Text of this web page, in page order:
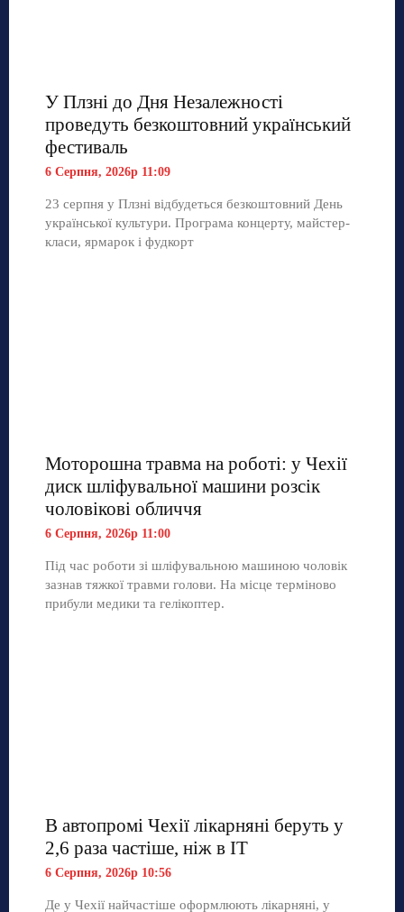
У Плзні до Дня Незалежності
проведуть безкоштовний український
фестиваль
6 Серпня, 2026р 11:09
23 серпня у Плзні відбудеться безкоштовний День
української культури. Програма концерту, майстер-
класи, ярмарок і фудкорт
Моторошна травма на роботі: у Чехії
диск шліфувальної машини розсік
чоловікові обличчя
6 Серпня, 2026р 11:00
Під час роботи зі шліфувальною машиною чоловік
зазнав тяжкої травми голови. На місце терміново
прибули медики та гелікоптер.
В автопромі Чехії лікарняні беруть у
2,6 раза частіше, ніж в ІТ
6 Серпня, 2026р 10:56
Де у Чехії найчастіше оформлюють лікарняні, у